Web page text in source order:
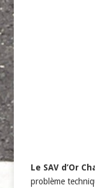
Le SAV d’Or
problème